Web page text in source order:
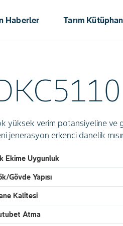
Haberler Tarım
yüksek verim potansiyeline ve
jenerasyon erkenci danelik
Ekime Uygunluk
Gövde Yapısı
Kalitesi
Atma